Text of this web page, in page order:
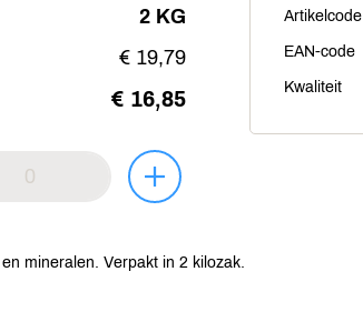
2 KG
€ 19,79
€ 16,85
mineralen. Verpakt in 2 kilozak.
Artikelcode
EAN-code
Kwaliteit